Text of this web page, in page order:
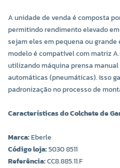
A unidade de venda é composta
permitindo rendimento elevado
sejam eles em pequena ou grande
modelo é compatível com matriz
utilizando máquina prensa
automáticas (pneumáticas). Isso
padronização no processo de
Características do Colchete de
Marca:Eberle
Código loja:5030 8511
Referência:CC8.885.11.F